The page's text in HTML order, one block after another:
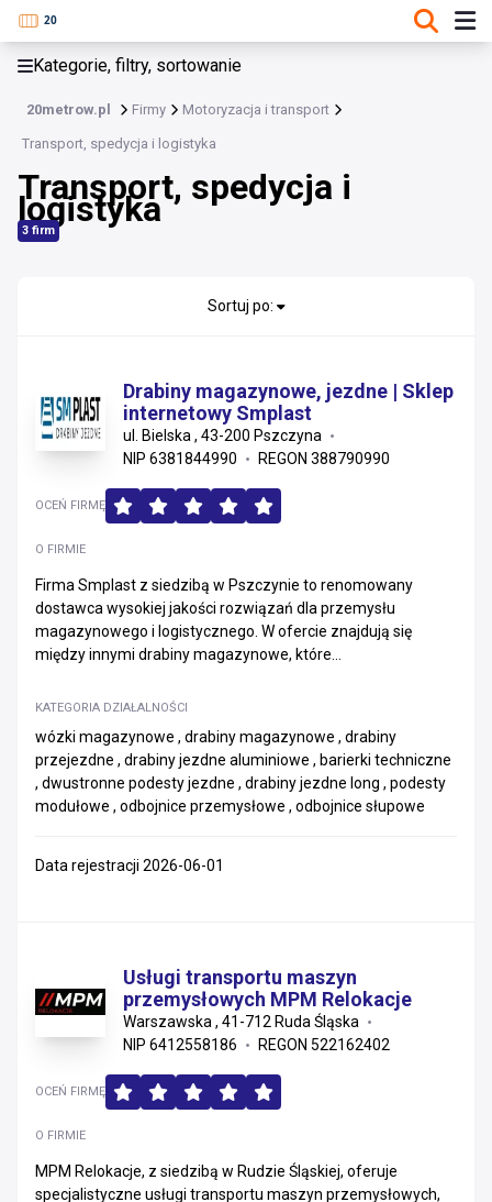
Kategorie, filtry, sortowanie
20metrow.pl Firmy Motoryzacja i transport
Transport, spedycja i logistyka
Transport, spedycja i
logistyka
3 firm
Motoryzacja i transport
Samochody i pojazdy
Części i akcesoria motoryzacyjne
Sortuj po:
Drabiny magazynowe, jezdne | Sklep
internetowy Smplast
ul. Bielska , 43-200 Pszczyna
NIP 6381844990
REGON 388790990
O FIRMIE
Firma Smplast z siedzibą w Pszczynie to renomowany
dostawca wysokiej jakości rozwiązań dla przemysłu
magazynowego i logistycznego. W ofercie znajdują się
między innymi drabiny magazynowe, które...
KATEGORIA DZIAŁALNOŚCI
wózki magazynowe , drabiny magazynowe , drabiny
przejezdne , drabiny jezdne aluminiowe , barierki techniczne
, dwustronne podesty jezdne , drabiny jezdne long , podesty
modułowe , odbojnice przemysłowe , odbojnice słupowe
OCEŃ FIRMĘ
Data rejestracji 2026-06-01
Usługi transportu maszyn
przemysłowych MPM Relokacje
Warszawska , 41-712 Ruda Śląska
NIP 6412558186
REGON 522162402
O FIRMIE
MPM Relokacje, z siedzibą w Rudzie Śląskiej, oferuje
specjalistyczne usługi transportu maszyn przemysłowych,
OCEŃ FIRMĘ